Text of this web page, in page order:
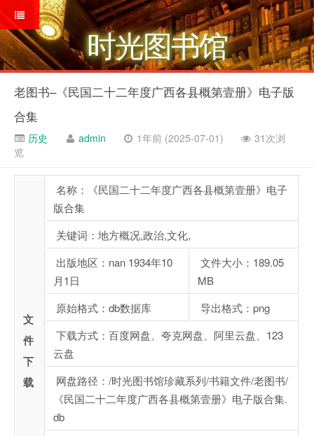
时光图书馆
老图书–《民国二十二年度广西各县概第壹册》电子版
合集
历史 admin 1年前 (2025-07-01)
31次浏
览
文
件
下
载
名称：《民国二十二年度广西各县概第壹册》电子
版合集
关键词：地方概况,政治,文化,
出版地区：nan 1934年10
月1日
文件大小：189.05
MB
原始格式：db数据库
导出格式：png
下载方式：百度网盘、夸克网盘、阿里云盘、123
云盘
网盘路径：/时光图书馆珍藏系列/书籍文件/老图书/
《民国二十二年度广西各县概第壹册》电子版合集.
db